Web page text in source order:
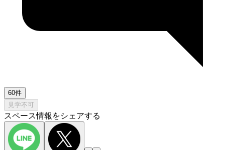
60件
見学不可
スペース情報をシェアする